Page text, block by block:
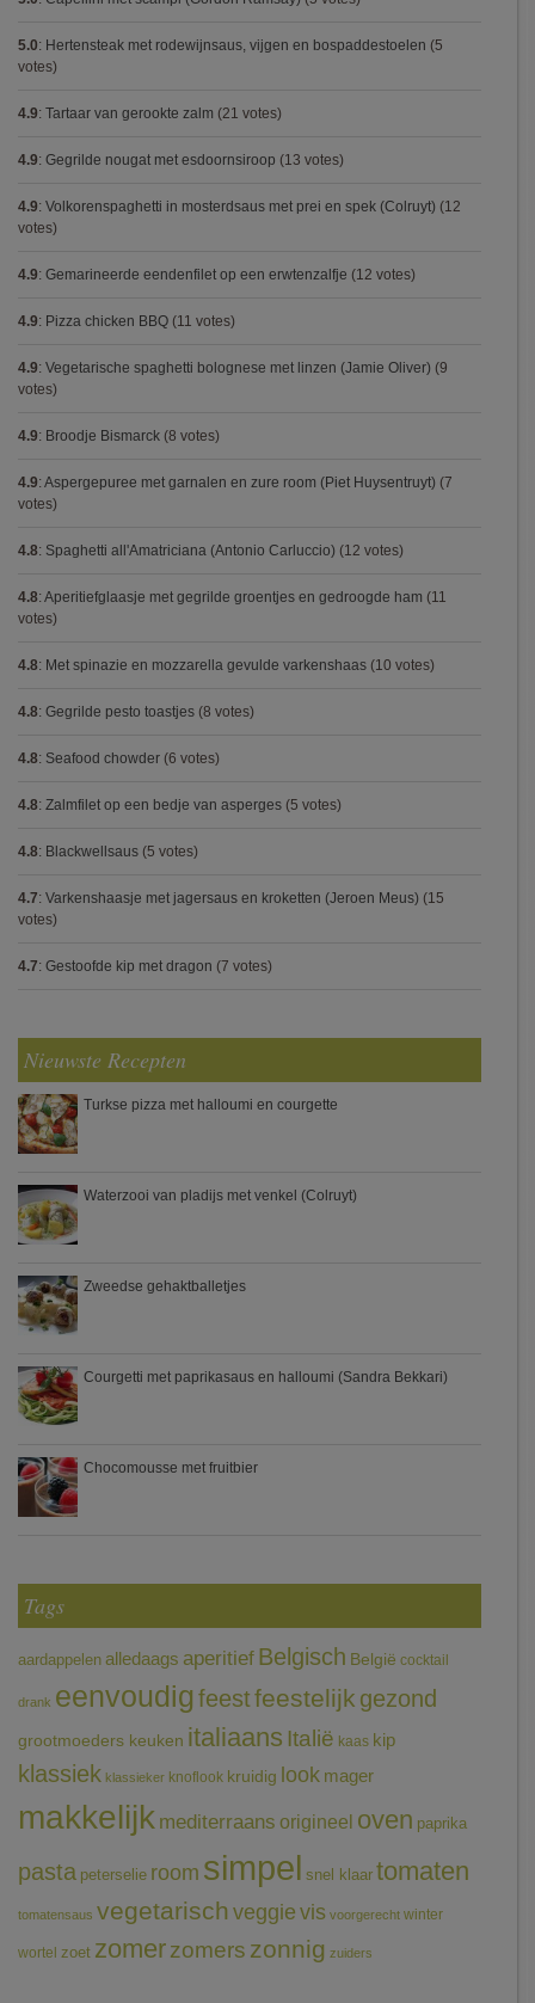
5.0: Hertensteak met rodewijnsaus, vijgen en bospaddestoelen (5
votes)
4.9: Tartaar van gerookte zalm (21 votes)
4.9: Gegrilde nougat met esdoornsiroop (13 votes)
4.9: Volkorenspaghetti in mosterdsaus met prei en spek (Colruyt) (12
votes)
4.9: Gemarineerde eendenfilet op een erwtenzalfje (12 votes)
4.9: Pizza chicken BBQ (11 votes)
4.9: Vegetarische spaghetti bolognese met linzen (Jamie Oliver) (9
votes)
4.9: Broodje Bismarck (8 votes)
4.9: Aspergepuree met garnalen en zure room (Piet Huysentruyt) (7
votes)
4.8: Spaghetti all'Amatriciana (Antonio Carluccio) (12 votes)
4.8: Aperitiefglaasje met gegrilde groentjes en gedroogde ham (11
votes)
4.8: Met spinazie en mozzarella gevulde varkenshaas (10 votes)
4.8: Gegrilde pesto toastjes (8 votes)
4.8: Seafood chowder (6 votes)
4.8: Zalmfilet op een bedje van asperges (5 votes)
4.8: Blackwellsaus (5 votes)
4.7: Varkenshaasje met jagersaus en kroketten (Jeroen Meus) (15
votes)
4.7: Gestoofde kip met dragon (7 votes)
Nieuwste Recepten
Turkse pizza met halloumi en courgette
Waterzooi van pladijs met venkel (Colruyt)
Zweedse gehaktballetjes
Courgetti met paprikasaus en halloumi (Sandra Bekkari)
Chocomousse met fruitbier
Tags
aardappelen alledaags aperitief Belgisch België cocktail
drank eenvoudigfeestfeestelijk gezond
grootmoeders keuken italiaans Italië kaas kip
klassiek klassieker knoflook kruidig look mager
makkelijk mediterraans origineel oven paprika
pasta peterselie room simpel snel klaar tomaten
tomatensaus vegetarischveggie vis voorgerecht winter
wortel zoet zomerzomers zonnig zuiders